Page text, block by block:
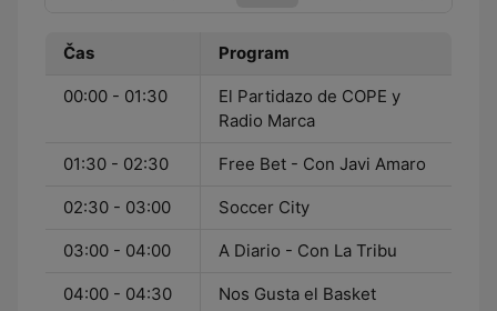
Čas Program
00:00 - 01:30
El Partidazo de COPE y
Radio Marca
01:30 - 02:30 Free Bet - Con Javi Amaro
02:30 - 03:00 Soccer City
03:00 - 04:00 A Diario - Con La Tribu
04:00 - 04:30 Nos Gusta el Basket